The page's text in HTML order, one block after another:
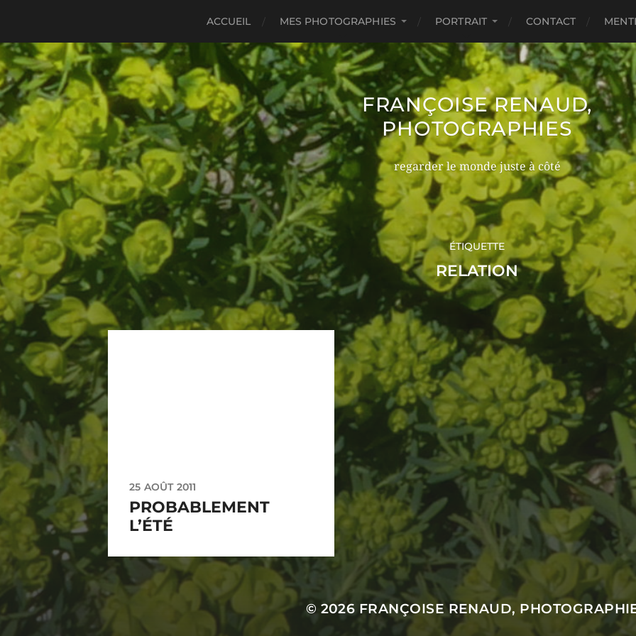
ACCUEIL MES PHOTOGRAPHIES PORTRAIT CONTACT
FRANÇOISE RENAUD,
PHOTOGRAPHIES
regarder le monde juste à côté
ÉTIQUETTE
RELATION
25 AOÛT 2011
PROBABLEMENT
L’ÉTÉ
© 2026 FRANÇOISE RENAUD,